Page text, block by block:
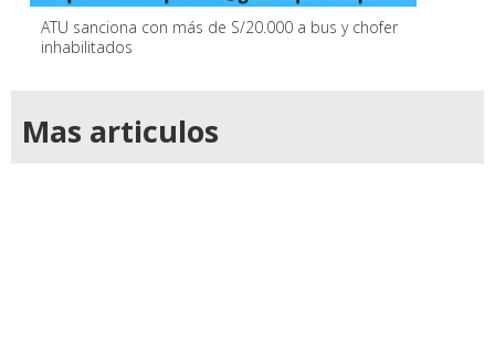
ATU sanciona con más de S/20.000 a bus y chofer
inhabilitados
Mas articulos